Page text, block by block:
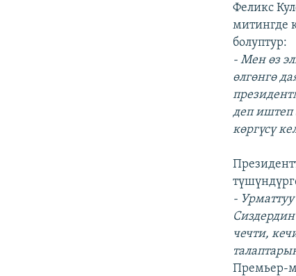
Феликс
митингде
болуптур:
- Мен өз
өлгөнгө
деп иштеп
көргүсү
-
чечти,
Премьер-